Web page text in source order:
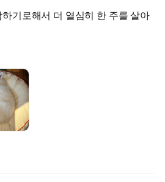
기로해서 더 열심히 한 주를 살아